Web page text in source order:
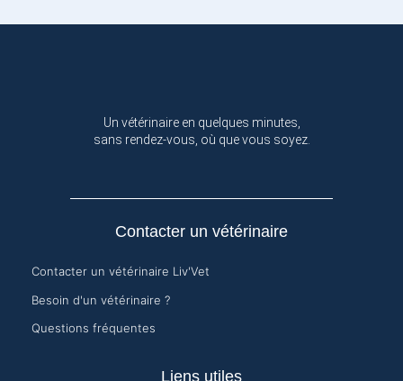
Un vétérinaire en quelques minutes,
sans rendez-vous, où que vous soyez.
Contacter un vétérinaire
Contacter un vétérinaire Liv'Vet
Besoin d'un vétérinaire ?
Questions fréquentes
Liens utiles